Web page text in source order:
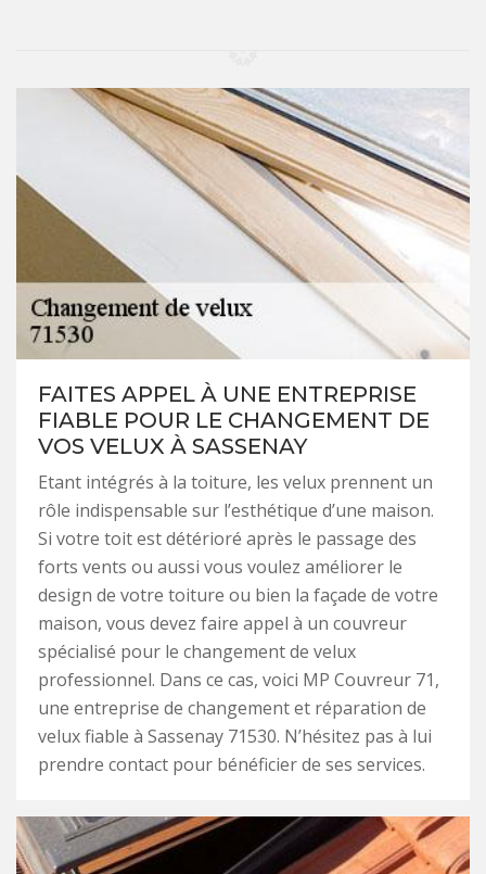
FAITES APPEL À UNE ENTREPRISE
FIABLE POUR LE CHANGEMENT DE
VOS VELUX À SASSENAY
Etant intégrés à la toiture, les velux prennent un
rôle indispensable sur l’esthétique d’une maison.
Si votre toit est détérioré après le passage des
forts vents ou aussi vous voulez améliorer le
design de votre toiture ou bien la façade de votre
maison, vous devez faire appel à un couvreur
spécialisé pour le changement de velux
professionnel. Dans ce cas, voici MP Couvreur 71,
une entreprise de changement et réparation de
velux fiable à Sassenay 71530. N’hésitez pas à lui
prendre contact pour bénéficier de ses services.